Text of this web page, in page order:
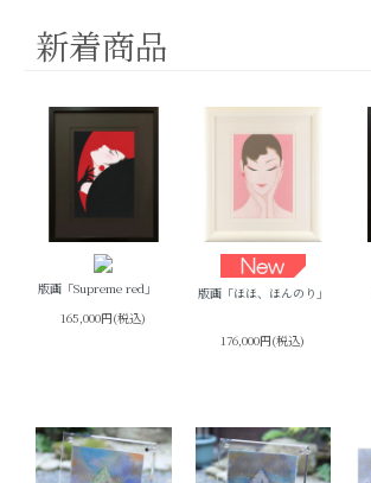
新着商品
版画「Supreme red」
165,000円(税込)
版画「ほほ、ほんのり」
176,000円(税込)